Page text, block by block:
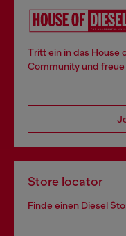
Tritt ein in das House
Community und
Store locator
Finde einen Diesel